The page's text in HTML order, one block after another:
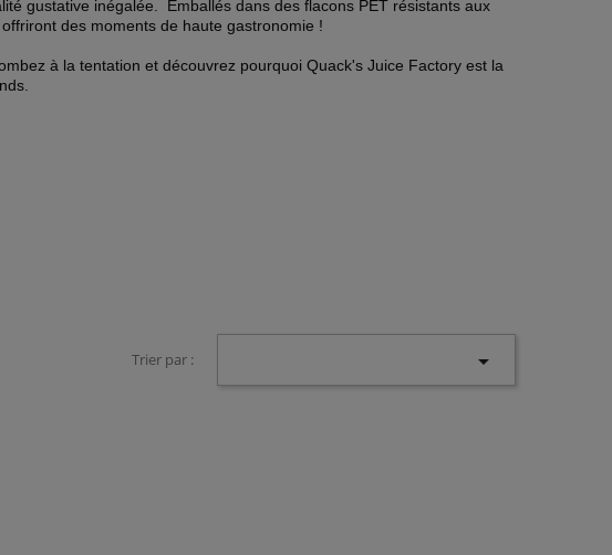
gustative inégalée.
Emballés dans des flacons PET résistants aux
des moments de haute gastronomie !
à la tentation et découvrez pourquoi Quack's Juice Factory est la
Trier par : 